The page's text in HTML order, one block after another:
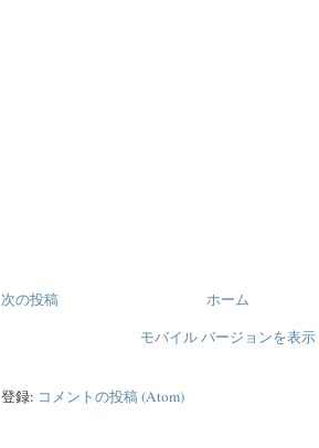
次の投稿
ホーム
モバイル バージョンを表示
登録: コメントの投稿 (Atom)